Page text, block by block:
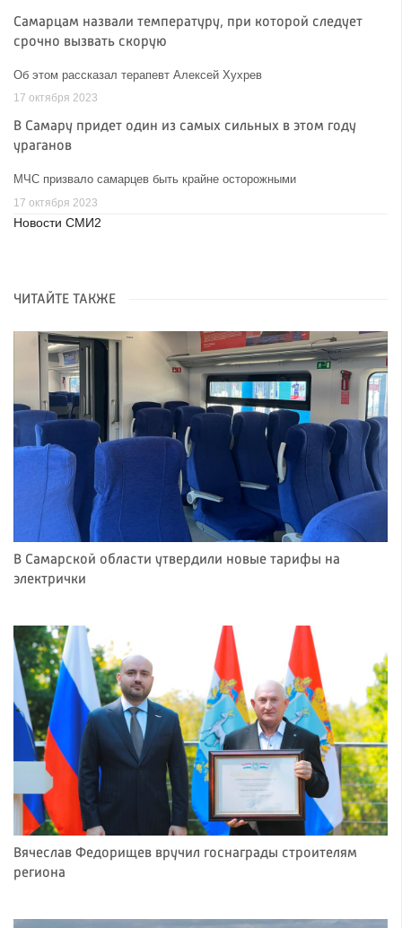
Самарцам назвали температуру, при которой следует
срочно вызвать скорую
Об этом рассказал терапевт Алексей Хухрев
17 октября 2023
В Самару придет один из самых сильных в этом году
ураганов
МЧС призвало самарцев быть крайне осторожными
17 октября 2023
Новости СМИ2
ЧИТАЙТЕ ТАКЖЕ
В Самарской области утвердили новые тарифы на
электрички
Вячеслав Федорищев вручил госнаграды строителям
региона